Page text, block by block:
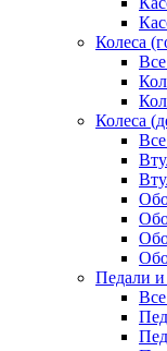
Колеса
Колеса
Педали